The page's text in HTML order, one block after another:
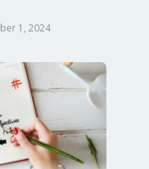
1, 2024